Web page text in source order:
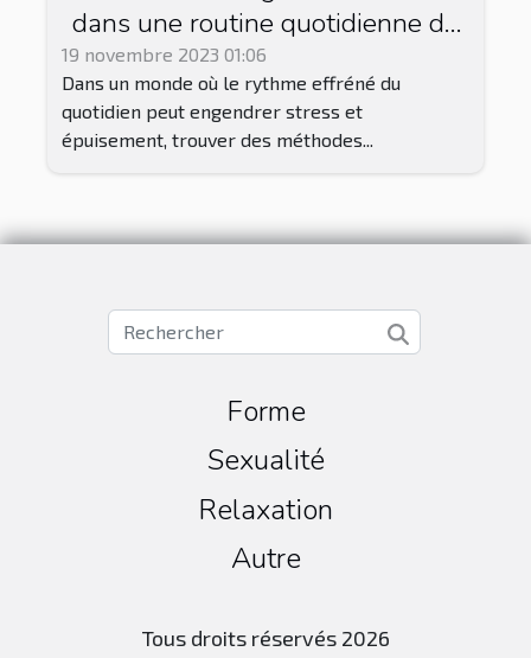
dans une routine quotidienne de
relaxation et gestion du stress
19 novembre 2023 01:06
Dans un monde où le rythme effréné du
quotidien peut engendrer stress et
épuisement, trouver des méthodes...
Forme
Sexualité
Relaxation
Autre
Tous droits réservés 2026